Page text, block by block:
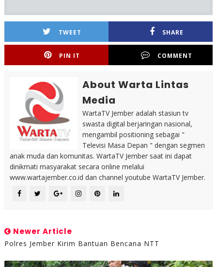
TWEET SHARE
PIN IT COMMENT
About Warta Lintas
Media
WartaTV Jember adalah stasiun tv
swasta digital berjaringan nasional,
mengambil positioning sebagai "
Televisi Masa Depan " dengan segmen
anak muda dan komunitas. WartaTV Jember saat ini dapat
dinikmati masyarakat secara online melalui
www.wartajember.co.id dan channel youtube WartaTV Jember.
Newer Article
Polres Jember Kirim Bantuan Bencana NTT